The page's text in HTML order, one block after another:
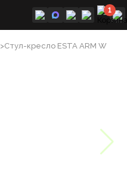
1
>Стул-кресло ESTA ARM W